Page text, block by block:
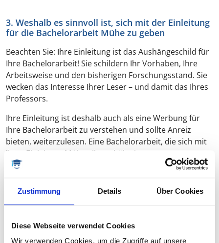
Zustimmung Details Über Cookies
Diese Webseite verwendet Cookies
Wir verwenden Cookies, um die Zugriffe auf unsere
3. Weshalb es sinnvoll ist, sich mit der Einleitung
für die Bachelorarbeit Mühe zu geben
Beachten Sie: Ihre Einleitung ist das Aushängeschild für
Ihre Bachelorarbeit! Sie schildern Ihr Vorhaben, Ihre
Arbeitsweise und den bisherigen Forschungsstand. Sie
wecken das Interesse Ihrer Leser – und damit das Ihres
Professors.
Ihre Einleitung ist deshalb auch als eine Werbung für
Ihre Bachelorarbeit zu verstehen und sollte Anreiz
bieten, weiterzulesen. Eine Bachelorarbeit, die sich mit
Ihrer Einleitung Mühe gibt, erhält einen
Vertrauensvorschuss, auf dem sie aufbauen kann. Ihr
kleiner „Extra-Arbeitsaufwand“, den Sie mit Ihrer
Einleitung haben, wird sich sicher in der Bewertung